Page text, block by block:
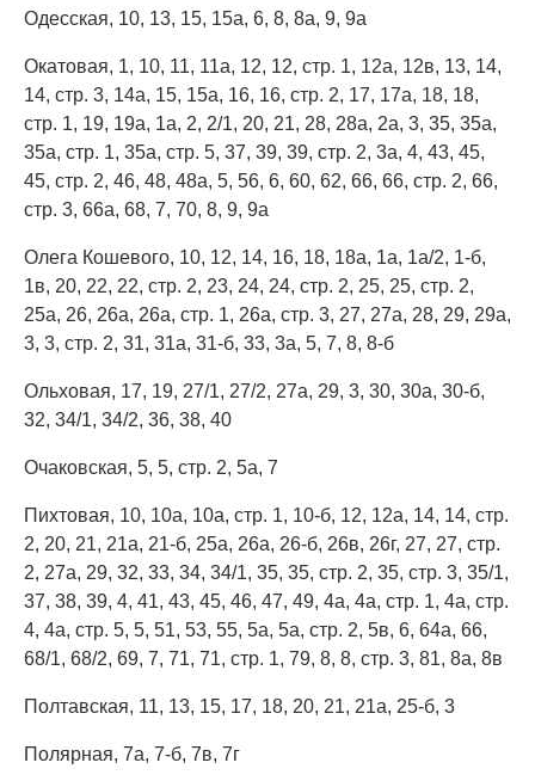
Одесская, 10, 13, 15, 15а, 6, 8, 8а, 9, 9а
Окатовая, 1, 10, 11, 11а, 12, 12, стр. 1, 12а, 12в, 13, 14,
14, стр. 3, 14а, 15, 15а, 16, 16, стр. 2, 17, 17а, 18, 18,
стр. 1, 19, 19а, 1а, 2, 2/1, 20, 21, 28, 28а, 2а, 3, 35, 35а,
35а, стр. 1, 35а, стр. 5, 37, 39, 39, стр. 2, 3а, 4, 43, 45,
45, стр. 2, 46, 48, 48а, 5, 56, 6, 60, 62, 66, 66, стр. 2, 66,
стр. 3, 66а, 68, 7, 70, 8, 9, 9а
Олега Кошевого, 10, 12, 14, 16, 18, 18а, 1а, 1а/2, 1-б,
1в, 20, 22, 22, стр. 2, 23, 24, 24, стр. 2, 25, 25, стр. 2,
25а, 26, 26а, 26а, стр. 1, 26а, стр. 3, 27, 27а, 28, 29, 29а,
3, 3, стр. 2, 31, 31а, 31-б, 33, 3а, 5, 7, 8, 8-б
Ольховая, 17, 19, 27/1, 27/2, 27а, 29, 3, 30, 30а, 30-б,
32, 34/1, 34/2, 36, 38, 40
Очаковская, 5, 5, стр. 2, 5а, 7
Пихтовая, 10, 10а, 10а, стр. 1, 10-б, 12, 12а, 14, 14, стр.
2, 20, 21, 21а, 21-б, 25а, 26а, 26-б, 26в, 26г, 27, 27, стр.
2, 27а, 29, 32, 33, 34, 34/1, 35, 35, стр. 2, 35, стр. 3, 35/1,
37, 38, 39, 4, 41, 43, 45, 46, 47, 49, 4а, 4а, стр. 1, 4а, стр.
4, 4а, стр. 5, 5, 51, 53, 55, 5а, 5а, стр. 2, 5в, 6, 64а, 66,
68/1, 68/2, 69, 7, 71, 71, стр. 1, 79, 8, 8, стр. 3, 81, 8а, 8в
Полтавская, 11, 13, 15, 17, 18, 20, 21, 21а, 25-б, 3
Полярная, 7а, 7-б, 7в, 7г